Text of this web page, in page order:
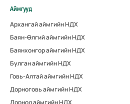
Аймгууд
Архангай аймгийн НДХ
Баян-Өлгий аймгийн НДХ
Баянхонгор аймгийн НДХ
Булган аймгийн НДХ
Говь-Алтай аймгийн НДХ
Дорноговь аймгийн НДХ